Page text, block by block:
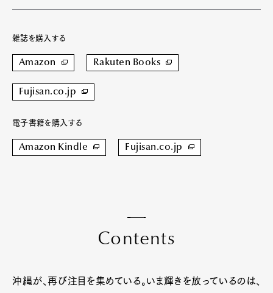
雑誌を購入する
Amazon Rakuten Books
Fujisan.co.jp
電子書籍を購入する
Amazon Kindle Fujisan.co.jp
Contents
沖縄が、再び注目を集めている。いま輝きを放っているのは、